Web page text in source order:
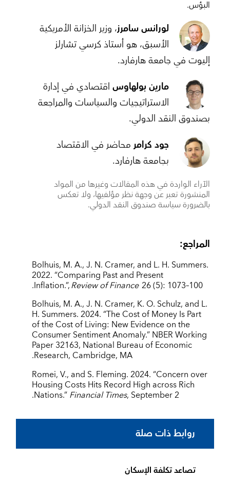
البؤس.
لورانس سامرز، وزير الخزانة الأمريكية
الأسبق، هو أستاذ كرسي تشارلز
إليوت في جامعة هارفارد.
مارين بولهاوساقتصادي في إدارة
الاستراتيجيات والسياسات والمراجعة
بصندوق النقد الدولي.
جود كرامرمحاضر في الاقتصاد
بجامعة هارفارد.
الآراء الواردة في هذه المقالات وغيرها من المواد
المنشورة تعبر عن وجهة نظر مؤلفيها، ولا تعكس
بالضرورة سياسة صندوق النقد الدولي.
المراجع:
Bolhuis, M. A., J. N. Cramer, and L. H. Summers.
2022. “Comparing Past and Present
Inflation.”,Review of Finance26 (5): 1073–100.
Bolhuis, M. A., J. N. Cramer, K. O. Schulz, and L.
H. Summers. 2024. “The Cost of Money Is Part
of the Cost of Living: New Evidence on the
Consumer Sentiment Anomaly.” NBER Working
Paper 32163, National Bureau of Economic
Research, Cambridge, MA.
Romei, V., and S. Fleming. 2024. “Concern over
Housing Costs Hits Record High across Rich
Nations.”Financial Times, September 2.
روابط ذات صلة
تصاعد تكلفة الإسكان